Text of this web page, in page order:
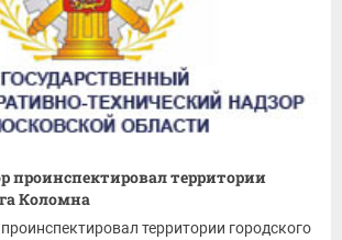
проинспектировал территории
Коломна
территории городского